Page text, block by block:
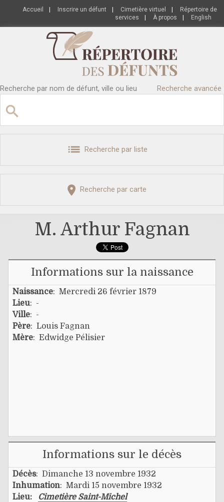
Accueil Inscrire un défunt Cimetière virtuel
Répertoire de
services
À propos English
Recherche par nom de défunt, ville ou lieu Recherche avancée
Recherche par liste
Recherche par carte
M. Arthur Fagnan
Informations sur la naissance
Naissance: Mercredi 26 février 1879
Lieu: -
Ville: -
Père: Louis Fagnan
Mère: Edwidge Pélisier
Informations sur le décès
Décès: Dimanche 13 novembre 1932
Inhumation: Mardi 15 novembre 1932
Lieu:
Cimetière Saint-Michel